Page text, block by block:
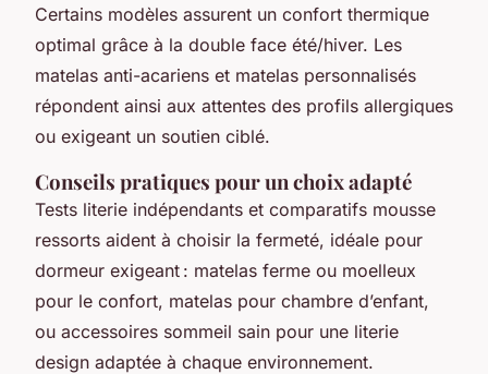
Certains modèles assurent un confort thermique
optimal grâce à la double face été/hiver. Les
matelas anti-acariens et matelas personnalisés
répondent ainsi aux attentes des profils allergiques
ou exigeant un soutien ciblé.
Conseils pratiques pour un choix adapté
Tests literie indépendants et comparatifs mousse
ressorts aident à choisir la fermeté, idéale pour
dormeur exigeant : matelas ferme ou moelleux
pour le confort, matelas pour chambre d’enfant,
ou accessoires sommeil sain pour une literie
design adaptée à chaque environnement.